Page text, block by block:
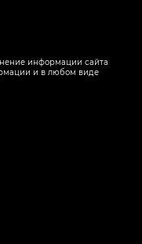
информации сайта
и в любом виде